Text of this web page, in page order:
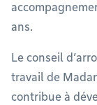
ans.
Le conseil
travail de
contribue à